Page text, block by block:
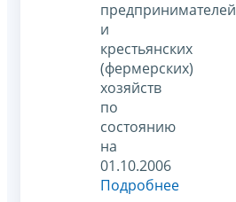
предпринимателей
и
крестьянских
(фермерских)
хозяйств
по
состоянию
на
01.10.2006
Подробнее